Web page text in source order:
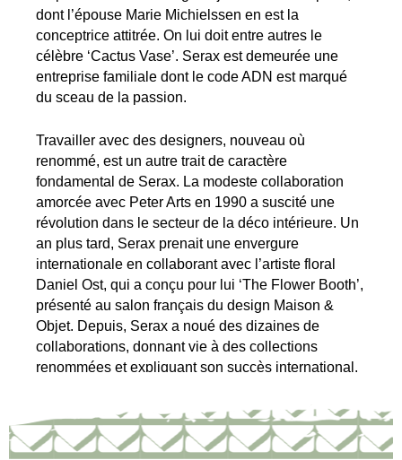
dont l’épouse Marie Michielssen en est la
conceptrice attitrée. On lui doit entre autres le
célèbre ‘Cactus Vase’. Serax est demeurée une
entreprise familiale dont le code ADN est marqué
du sceau de la passion.
Travailler avec des designers, nouveau où
renommé, est un autre trait de caractère
fondamental de Serax. La modeste collaboration
amorcée avec Peter Arts en 1990 a suscité une
révolution dans le secteur de la déco intérieure. Un
an plus tard, Serax prenait une envergure
internationale en collaborant avec l’artiste floral
Daniel Ost, qui a conçu pour lui ‘The Flower Booth’,
présenté au salon français du design Maison &
Objet. Depuis, Serax a noué des dizaines de
collaborations, donnant vie à des collections
renommées et expliquant son succès international.